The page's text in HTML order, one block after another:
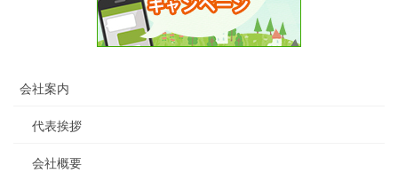
会社案内
代表挨拶
会社概要